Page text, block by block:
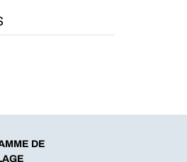
DE